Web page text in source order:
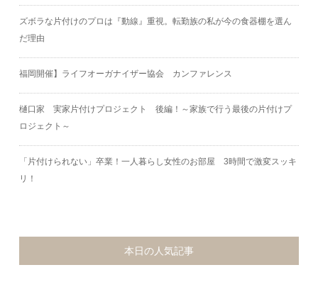
ズボラな片付けのプロは『動線』重視。転勤族の私が今の食器棚を選ん
だ理由
福岡開催】ライフオーガナイザー協会 カンファレンス
樋口家 実家片付けプロジェクト 後編！～家族で行う最後の片付けプ
ロジェクト～
「片付けられない」卒業！一人暮らし女性のお部屋 3時間で激変スッキ
リ！
本日の人気記事